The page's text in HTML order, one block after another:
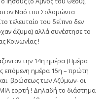
Ναό του Σολομώντα
τελευταίο του δείπνο δεν
άζυμα) αλλά συνέστησε το
Κοινωνίας !
την 14η ημέρα (Ημέρα
επόμενη ημέρα 15η – πρώτη
βρώσεως των Αζύμων- οι
εορτή ! Δηλαδή το διάστημα